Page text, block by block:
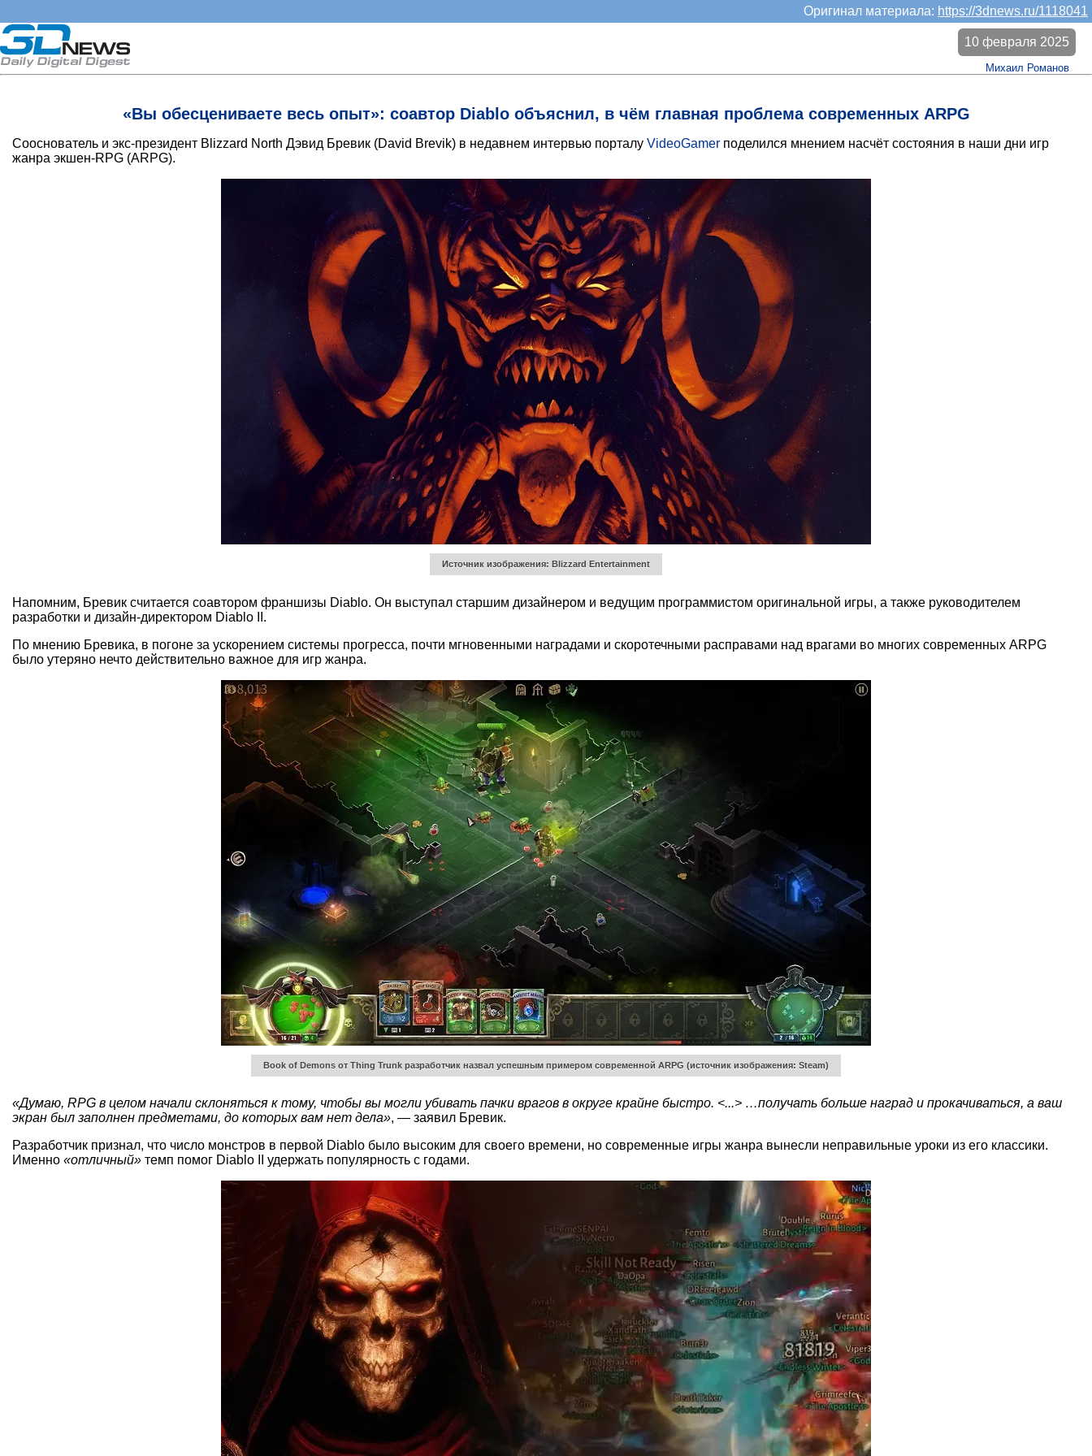
Оригинал материала: https://3dnews.ru/1118041
«Вы обесцениваете весь опыт»: соавтор Diablo объяснил, в чём главная проблема современных ARPG
10 февраля 2025
Михаил Романов
Сооснователь и экс-президент Blizzard North Дэвид Бревик (David Brevik) в недавнем интервью порталу VideoGamer поделился мнением насчёт состояния в наши дни игр
жанра экшен-RPG (ARPG).
Источник изображения: Blizzard Entertainment
Напомним, Бревик считается соавтором франшизы Diablo. Он выступал старшим дизайнером и ведущим программистом оригинальной игры, а также руководителем
разработки и дизайн-директором Diablo II.
По мнению Бревика, в погоне за ускорением системы прогресса, почти мгновенными наградами и скоротечными расправами над врагами во многих современных ARPG
было утеряно нечто действительно важное для игр жанра.
Book of Demons от Thing Trunk разработчик назвал успешным примером современной ARPG (источник изображения: Steam)
«Думаю, RPG в целом начали склоняться к тому, чтобы вы могли убивать пачки врагов в округе крайне быстро. <...> …получать больше наград и прокачиваться, а ваш
экран был заполнен предметами, до которых вам нет дела», — заявил Бревик.
Разработчик признал, что число монстров в первой Diablo было высоким для своего времени, но современные игры жанра вынесли неправильные уроки из его классики.
Именно «отличный» темп помог Diablo II удержать популярность с годами.